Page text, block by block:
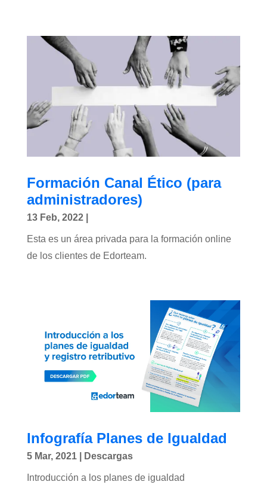
Formación Canal Ético (para
administradores)
13 Feb, 2022|
Esta es un área privada para la formación online
de los clientes de Edorteam.
Infografía Planes de Igualdad
5 Mar, 2021| Descargas
Introducción a los planes de igualdad